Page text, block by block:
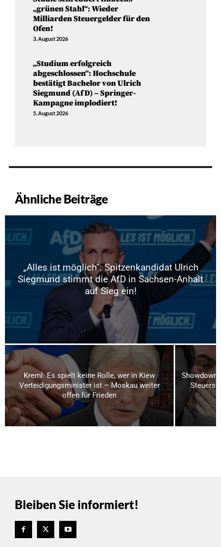
„grünen Stahl“: Wieder
Milliarden Steuergelder für den
Ofen!
3. August 2026
„Studium erfolgreich
abgeschlossen“: Hochschule
bestätigt Bachelor von Ulrich
Siegmund (AfD) – Springer-
Kampagne implodiert!
5. August 2026
Ähnliche Beiträge
„Alles ist möglich“: Spitzenkandidat Ulrich
Siegmund stimmt die AfD in Sachsen-Anhalt
auf Sieg ein!
Kreml: Es spielt keine Rolle, wer in Kiew
Verteidigungsminister ist – Moskau weiter
offen für Frieden
Showdown
Bleiben Sie informiert!